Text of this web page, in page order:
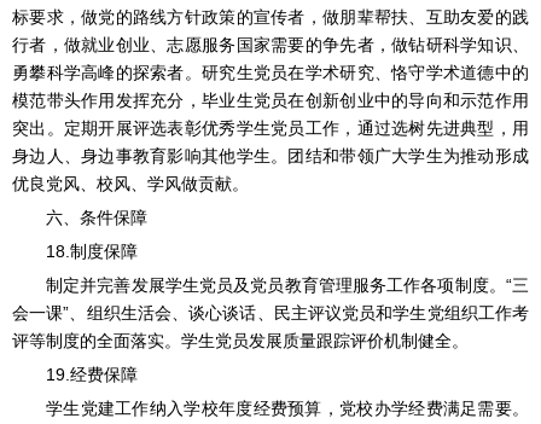
标要求，做党的路线方针政策的宣传者，做朋辈帮扶、互助友爱的践
行者，做就业创业、志愿服务国家需要的争先者，做钻研科学知识、
勇攀科学高峰的探索者。研究生党员在学术研究、恪守学术道德中的
模范带头作用发挥充分，毕业生党员在创新创业中的导向和示范作用
突出。定期开展评选表彰优秀学生党员工作，通过选树先进典型，用
身边人、身边事教育影响其他学生。团结和带领广大学生为推动形成
优良党风、校风、学风做贡献。
六、条件保障
18.制度保障
制定并完善发展学生党员及党员教育管理服务工作各项制度。“三
会一课”、组织生活会、谈心谈话、民主评议党员和学生党组织工作考
评等制度的全面落实。学生党员发展质量跟踪评价机制健全。
19.经费保障
学生党建工作纳入学校年度经费预算，党校办学经费满足需要。